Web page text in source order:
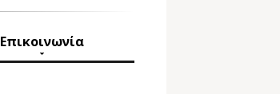
Επικοινωνία